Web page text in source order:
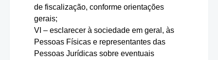
de fiscalização, conforme orientações
gerais;
VI – esclarecer à sociedade em geral, às
Pessoas Físicas e representantes das
Pessoas Jurídicas sobre eventuais